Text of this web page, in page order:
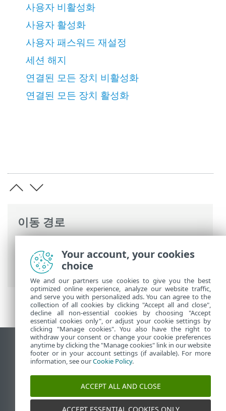
이동 경로
ESET PROTECT 사용>ESET PROTECT 기본
메뉴> 작업
사용자 비활성화
사용자 활성화
사용자 패스워드 재설정
세션 해지
연결된 모든 장치 비활성화
연결된 모든 장치 활성화
데스크톱 사이트 보기
End of Life
ESET 지식 베이스
ESET Status Portal
Your account, your cookies
choice
We and our partners use cookies to give you the best
optimized online experience, analyze our website traffic,
and serve you with personalized ads. You can agree to the
collection of all cookies by clicking "Accept all and close",
decline all non-essential cookies by choosing "Accept
essential cookies only", or adjust your cookie settings by
clicking "Manage cookies". You also have the right to
withdraw your consent or change your cookie preferences
anytime by clicking the "Manage cookies" link in our website
footer or in your account settings (if available). For more
information, see ourCookie Policy.
ACCEPT ALL AND CLOSE